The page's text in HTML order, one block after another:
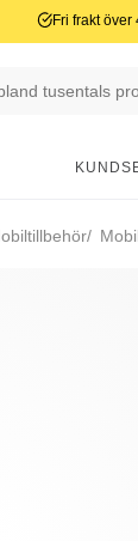
Fri frakt över